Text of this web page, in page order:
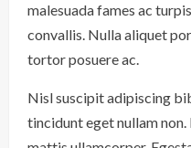
malesuada fames ac
convallis. Nulla aliquet
tortor posuere ac.
Nisl suscipit adipiscing
tincidunt eget nullam